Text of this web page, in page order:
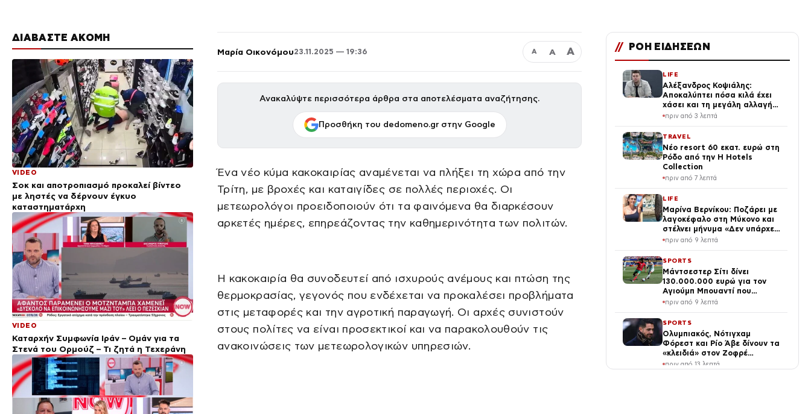
ΔΙΑΒΑΣΤΕ ΑΚΟΜΗ
VIDEO
Σοκ και αποτροπιασμό προκαλεί βίντεο
με ληστές να δέρνουν έγκυο
καταστηματάρχη
VIDEO
Καταρχήν Συμφωνία Ιράν – Ομάν για τα
Στενά του Ορμούζ – Τι ζητά η Τεχεράνη
Μαρία Οικονόμου23.11.2025 — 19:36 Α Α Α
Ανακαλύψτε περισσότερα άρθρα στα αποτελέσματα αναζήτησης.
Προσθήκη του dedomeno.gr στην Google
Ένα νέο κύμα κακοκαιρίας αναμένεται να πλήξει τη χώρα από την
Τρίτη, με βροχές και καταιγίδες σε πολλές περιοχές. Οι
μετεωρολόγοι προειδοποιούν ότι τα φαινόμενα θα διαρκέσουν
αρκετές ημέρες, επηρεάζοντας την καθημερινότητα των πολιτών.
Η κακοκαιρία θα συνοδευτεί από ισχυρούς ανέμους και πτώση της
θερμοκρασίας, γεγονός που ενδέχεται να προκαλέσει προβλήματα
στις μεταφορές και την αγροτική παραγωγή. Οι αρχές συνιστούν
στους πολίτες να είναι προσεκτικοί και να παρακολουθούν τις
ανακοινώσεις των μετεωρολογικών υπηρεσιών.
// ΡΟΗ ΕΙΔΗΣΕΩΝ
LIFE
Αλέξανδρος Κοψιάλης:
Αποκαλύπτει πόσα κιλά έχει
χάσει και τη μεγάλη αλλαγή
στην εμφάνισή του (Βίντεο)
πριν από 3 λεπτά
TRAVEL
Νέο resort 60 εκατ. ευρώ στη
Ρόδο από την H Hotels
Collection
πριν από 7 λεπτά
LIFE
Μαρίνα Βερνίκου: Ποζάρει με
λαγοκέφαλο στη Μύκονο και
στέλνει μήνυμα «Δεν υπάρχει
λόγος να φοβόμαστε»
πριν από 9 λεπτά
SPORTS
Μάντσεστερ Σίτι δίνει
130.000.000 ευρώ για τον
Αγιούμπ Μπουαντί που
έλαμψε στο Μουντιάλ με το
πριν από 9 λεπτά
SPORTS
Ολυμπιακός, Νότιγχαμ
Φόρεστ και Ρίο Άβε δίνουν τα
«κλειδιά» στον Ζοφρέ
Μονκάντα
πριν από 13 λεπτά